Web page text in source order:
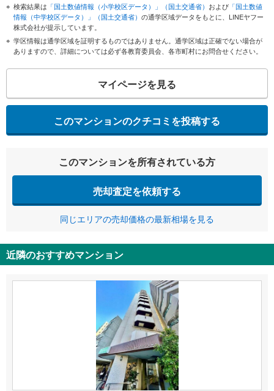
検索結果は 「国土数値情報（小学校区データ）」（国土交通省） および 「国土数値
情報（中学校区データ）」（国土交通省） の通学区域データをもとに、LINEヤフー
株式会社が提示しています。
学区情報は通学区域を証明するものではありません。通学区域は正確でない場合が
ありますので、詳細については必ず各教育委員会、各市町村にお問合せください。
マイページを見る
このマンションのクチコミを投稿する
このマンションを所有されている方
売却査定を依頼する
同じエリアの売却価格の最新相場を見る
近隣のおすすめマンション